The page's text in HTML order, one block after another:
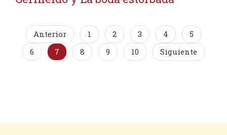
Anterior 1 2 3 4
5
6
7 8 9 10 Siguiente